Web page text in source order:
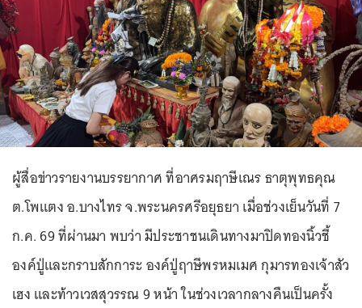
ผู้สื่อข่าวรายงานบรรยากาศ ที่อาศรมฤาษีเณร ธาตุพุทธคุณ
ต.โพแตง อ.บางไทร จ.พระนครศรีอยุธยา เมื่อช่วงเย็นวันที่ 7
ก.ค. 69 ที่ผ่านมา พบว่า มีประชาชนเดินทางมาปิดทองนิ้วชี้
องค์ปู่และกราบสักการะ องค์ปู่ฤาษีพรหมเมศ กุมารทองเจ้าสัว
เฮง และท้าวเวสสุวรรณ 9 หน้า ในช่วงเวลากลางคืนเป็นครั้ง